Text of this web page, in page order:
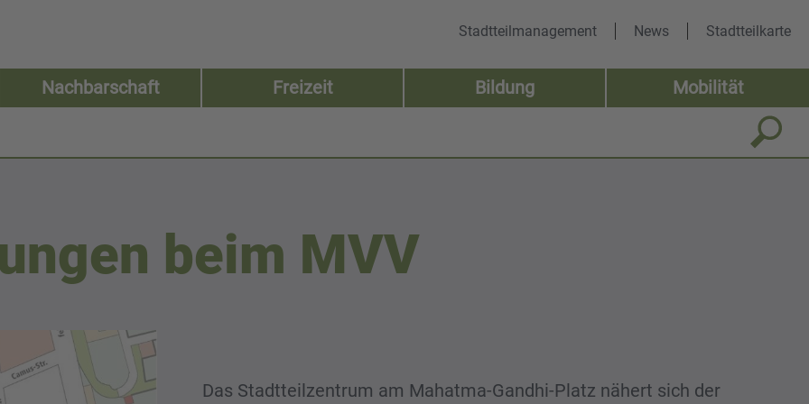
Stadtteilmanagement News Stadtteilkarte
Nachbarschaft Freizeit Bildung Mobilität
beim MVV
Das Stadtteilzentrum am Mahatma-Gandhi-Platz nähert sich der